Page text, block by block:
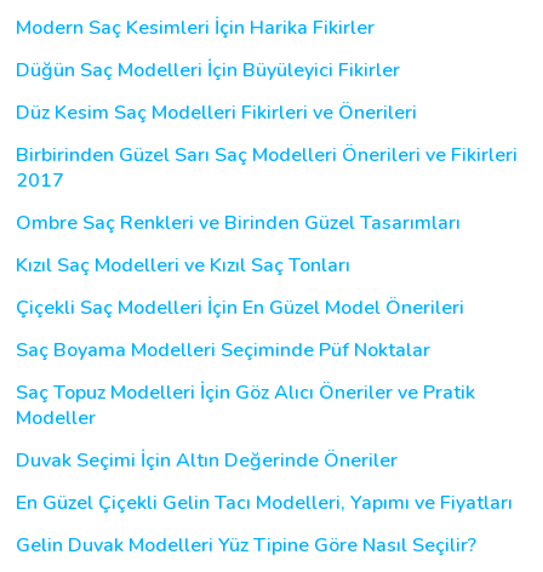
Modern Saç Kesimleri İçin Harika Fikirler
Düğün Saç Modelleri İçin Büyüleyici Fikirler
Düz Kesim Saç Modelleri Fikirleri ve Önerileri
Birbirinden Güzel Sarı Saç Modelleri Önerileri ve Fikirleri
2017
Ombre Saç Renkleri ve Birinden Güzel Tasarımları
Kızıl Saç Modelleri ve Kızıl Saç Tonları
Çiçekli Saç Modelleri İçin En Güzel Model Önerileri
Saç Boyama Modelleri Seçiminde Püf Noktalar
Saç Topuz Modelleri İçin Göz Alıcı Öneriler ve Pratik
Modeller
Duvak Seçimi İçin Altın Değerinde Öneriler
En Güzel Çiçekli Gelin Tacı Modelleri, Yapımı ve Fiyatları
Gelin Duvak Modelleri Yüz Tipine Göre Nasıl Seçilir?